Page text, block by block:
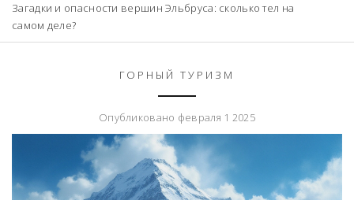
Загадки и опасности вершин Эльбруса: сколько тел на
самом деле?
ГОРНЫЙ ТУРИЗМ
Опубликовано февраля 1 2025